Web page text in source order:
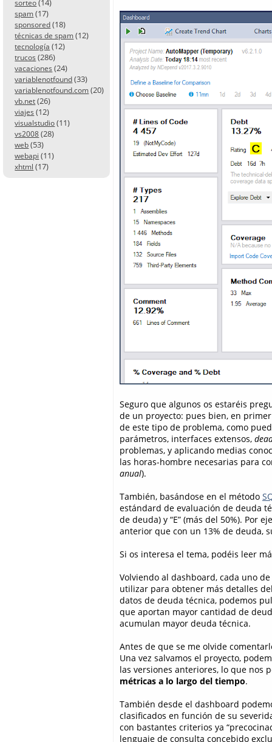
sorteo (14)
spam (17)
sponsored (18)
técnicas de spam (12)
tecnología (12)
trucos (286)
vacaciones (24)
variablenotfound (33)
variablenotfound.com (20)
vb.net (26)
viajes (12)
visualstudio (11)
vs2008 (28)
web (53)
webapi (11)
xhtml (17)
Seguro que algunos os estaréis
de un proyecto: pues bien, en
de este tipo de problema, como
parámetros, interfaces extensos,
problemas, y aplicando medias
las horas-hombre necesarias para
anual).
También, basándose en el método
estándard de evaluación de deuda
de deuda) y “E” (más del 50%). Por
anterior que con un 13% de deuda,
Si os interesa el tema, podéis leer
Volviendo al dashboard, cada uno
utilizar para obtener más detalles
datos de deuda técnica, podemos
que aportan mayor cantidad de
acumulan mayor deuda técnica.
Antes de que se me olvide
Una vez salvamos el proyecto,
las versiones anteriores, lo que nos
métricas a lo largo del tiempo.
También desde el dashboard
clasificados en función de su
con bastantes criterios ya
lenguaje de consulta concebido